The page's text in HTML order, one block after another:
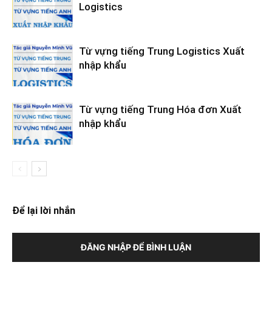
Logistics
Từ vựng tiếng Trung Logistics Xuất
nhập khẩu
Từ vựng tiếng Trung Hóa đơn Xuất
nhập khẩu
Để lại lời nhắn
ĐĂNG NHẬP ĐỂ BÌNH LUẬN